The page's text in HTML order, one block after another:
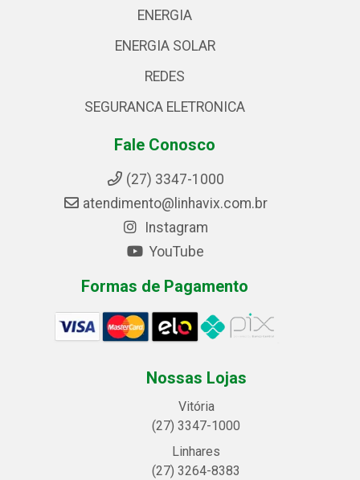
ENERGIA
ENERGIA SOLAR
REDES
SEGURANCA ELETRONICA
Fale Conosco
(27) 3347-1000
atendimento@linhavix.com.br
Instagram
YouTube
Formas de Pagamento
Nossas Lojas
Vitória
(27) 3347-1000
Linhares
(27) 3264-8383